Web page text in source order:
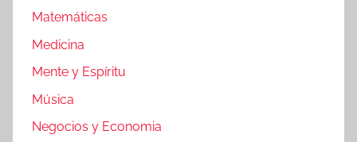
Matemáticas
Medicina
Mente y Espíritu
Música
Negocios y Economia